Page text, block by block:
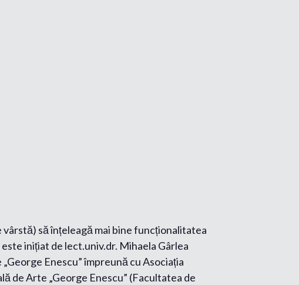
să înțeleagă mai bine funcționalitatea
inițiat de lect.univ.dr. Mihaela Gârlea
Enescu” împreună cu Asociația
de Arte „George Enescu” (Facultatea de